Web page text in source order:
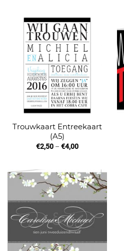
Trouwkaart Entreekaart
(A5)
€2,50 – €4,00